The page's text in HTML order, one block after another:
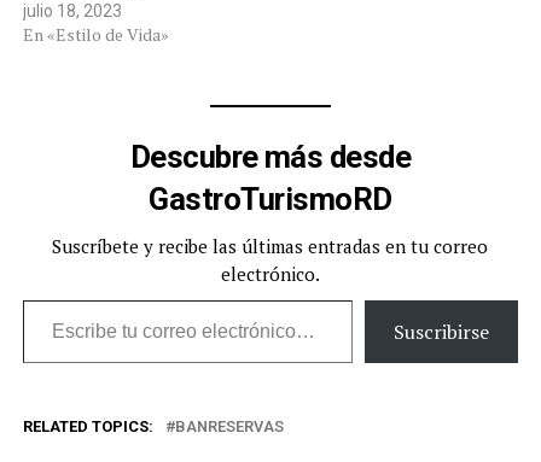
julio 18, 2023
En «Estilo de Vida»
Descubre más desde
GastroTurismoRD
Suscríbete y recibe las últimas entradas en tu correo
electrónico.
Escribe tu correo electrónico…
Suscribirse
RELATED TOPICS: BANRESERVAS